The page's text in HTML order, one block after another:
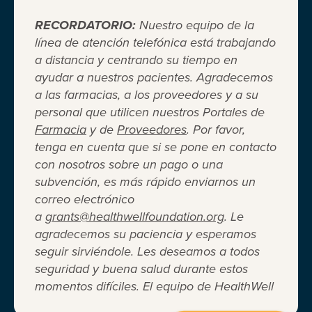
RECORDATORIO: Nuestro equipo de la
línea de atención telefónica está trabajando
a distancia y centrando su tiempo en
ayudar a nuestros pacientes. Agradecemos
a las farmacias, a los proveedores y a su
personal que utilicen nuestros Portales de
Farmacia y de Proveedores. Por favor,
tenga en cuenta que si se pone en contacto
con nosotros sobre un pago o una
subvención, es más rápido enviarnos un
correo electrónico
a grants@healthwellfoundation.org. Le
agradecemos su paciencia y esperamos
seguir sirviéndole. Les deseamos a todos
seguridad y buena salud durante estos
momentos difíciles. El equipo de HealthWell
Cuando el seguro médico no es
suficiente ®
Entidad 501(c)(3) independiente sin fines de lucro
que brinda asistencia financiera a adultos y niños
para cubrir el costo del coseguro de los
medicamentos recetados, copagos, deducibles,
primas de seguro médico y otros gastos médicos
directos de su bolsillo seleccionados.
Terms of Use Privacy Policy
Accessibility